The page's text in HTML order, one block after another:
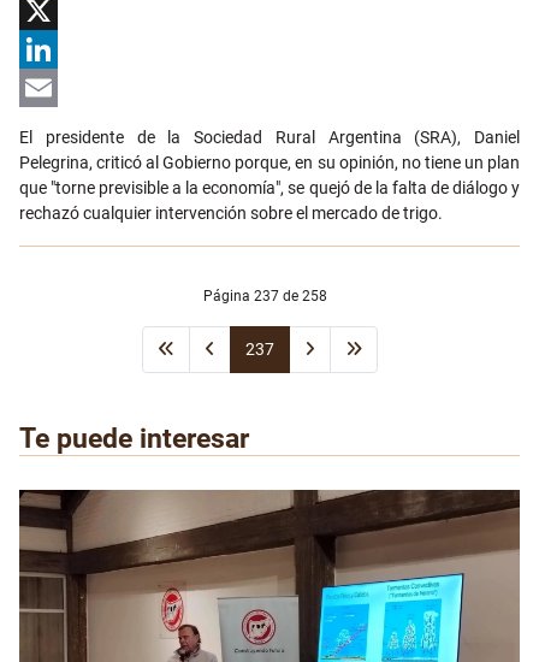
Facebook
X
LinkedIn
Email
El presidente de la Sociedad Rural Argentina (SRA), Daniel
Pelegrina, criticó al Gobierno porque, en su opinión, no tiene un plan
que "torne previsible a la economía", se quejó de la falta de diálogo y
rechazó cualquier intervención sobre el mercado de trigo.
Página 237 de 258
237
Te puede interesar